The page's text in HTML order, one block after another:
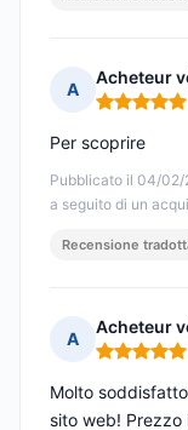
A
Acheteur
Nota: 5 su 5
Pubblicato il 04/02/
a seguito di un
Per scoprire
Recensione
A
Acheteur
Nota: 5 su 5
Molto
sito web! Prezzo